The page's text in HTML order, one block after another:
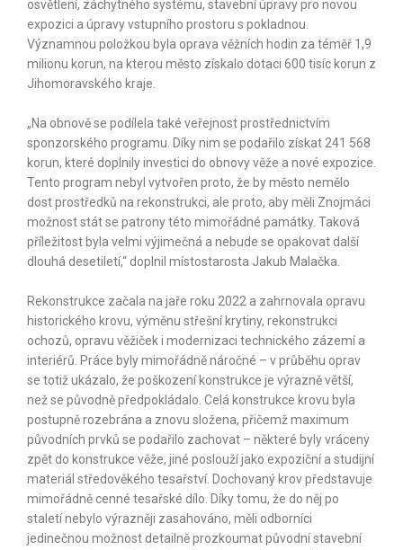
osvětlení, záchytného systému, stavební úpravy pro novou
expozici a úpravy vstupního prostoru s pokladnou.
Významnou položkou byla oprava věžních hodin za téměř 1,9
milionu korun, na kterou město získalo dotaci 600 tisíc korun z
Jihomoravského kraje.
„Na obnově se podílela také veřejnost prostřednictvím
sponzorského programu. Díky nim se podařilo získat 241 568
korun, které doplnily investici do obnovy věže a nové expozice.
Tento program nebyl vytvořen proto, že by město nemělo
dost prostředků na rekonstrukci, ale proto, aby měli Znojmáci
možnost stát se patrony této mimořádné památky. Taková
příležitost byla velmi výjimečná a nebude se opakovat další
dlouhá desetiletí,“ doplnil místostarosta Jakub Malačka.
Rekonstrukce začala na jaře roku 2022 a zahrnovala opravu
historického krovu, výměnu střešní krytiny, rekonstrukci
ochozů, opravu věžiček i modernizaci technického zázemí a
interiérů. Práce byly mimořádně náročné – v průběhu oprav
se totiž ukázalo, že poškození konstrukce je výrazně větší,
než se původně předpokládalo. Celá konstrukce krovu byla
postupně rozebrána a znovu složena, přičemž maximum
původních prvků se podařilo zachovat – některé byly vráceny
zpět do konstrukce věže, jiné poslouží jako expoziční a studijní
materiál středověkého tesařství. Dochovaný krov představuje
mimořádně cenné tesařské dílo. Díky tomu, že do něj po
staletí nebylo výrazněji zasahováno, měli odborníci
jedinečnou možnost detailně prozkoumat původní stavební